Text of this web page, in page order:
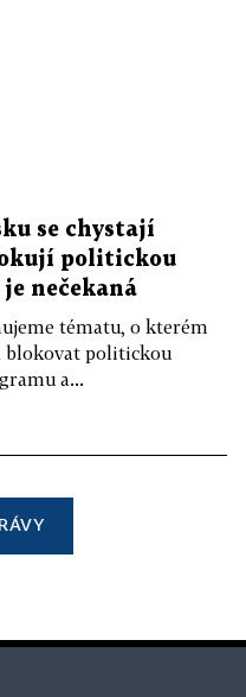
se chystají
politickou
nečekaná
tématu, o kterém
blokovat politickou
a...